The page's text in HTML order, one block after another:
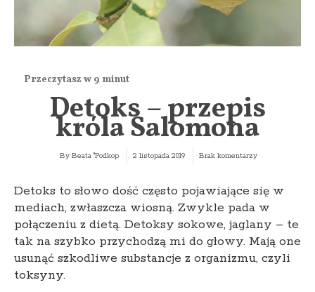
Detoks – przepis
króla Salomona
By Beata "Podkop 2 listopada 2019 Brak komentarzy
Detoks to słowo dość często pojawiające się w
mediach, zwłaszcza wiosną. Zwykle pada w
połączeniu z dietą. Detoksy sokowe, jaglany – te
tak na szybko przychodzą mi do głowy. Mają one
usunąć szkodliwe substancje z organizmu, czyli
toksyny.